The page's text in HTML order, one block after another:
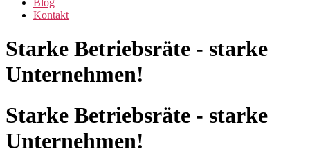
Blog
Kontakt
Starke Betriebsräte - starke
Unternehmen!
Starke Betriebsräte - starke
Unternehmen!